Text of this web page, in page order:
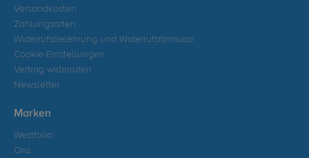
Versandkosten
Zahlungsarten
Widerrufsbelehrung und Widerrufsformular
Cookie-Einstellungen
Vertrag widerrufen
Newsletter
Marken
Westfalia
Oris